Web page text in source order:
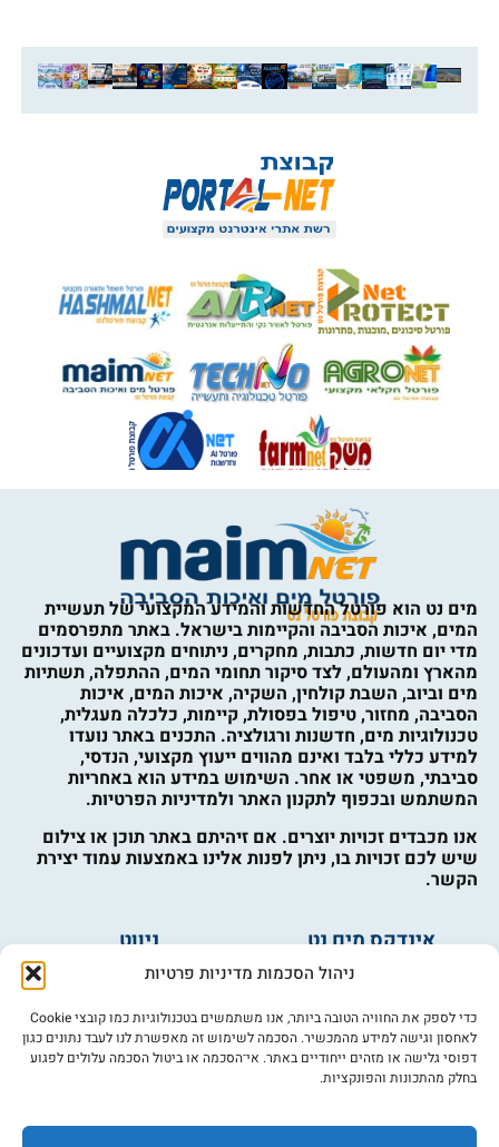
ניהול הסכמות מדיניות פרטיות
כדי לספק את החוויה הטובה ביותר, אנו משתמשים בטכנולוגיות כמו קובצי Cookie
לאחסון וגישה למידע מהמכשיר. הסכמה לשימוש זה מאפשרת לנו לעבד נתונים כגון
דפוסי גלישה או מזהים ייחודיים באתר. אי־הסכמה או ביטול הסכמה עלולים לפגוע
בחלק מהתכונות והפונקציות.
מים נט הוא פורטל החדשות והמידע המקצועי של תעשיית
המים, איכות הסביבה והקיימות בישראל. באתר מתפרסמים
מדי יום חדשות, כתבות, מחקרים, ניתוחים מקצועיים ועדכונים
מהארץ ומהעולם, לצד סיקור תחומי המים, ההתפלה, תשתיות
מים וביוב, השבת קולחין, השקיה, איכות המים, איכות
הסביבה, מחזור, טיפול בפסולת, קיימות, כלכלה מעגלית,
טכנולוגיות מים, חדשנות ורגולציה. התכנים באתר נועדו
למידע כללי בלבד ואינם מהווים ייעוץ מקצועי, הנדסי,
סביבתי, משפטי או אחר. השימוש במידע הוא באחריות
המשתמש ובכפוף לתקנון האתר ולמדיניות הפרטיות.
אנו מכבדים זכויות יוצרים. אם זיהיתם באתר תוכן או צילום
שיש לכם זכויות בו, ניתן לפנות אלינו באמצעות עמוד יצירת
הקשר.
אינדקס מים נט
מים ובריאות
פורום מים
ניווט
אינדקס עסקים
צרו קשר
מי אנחנו